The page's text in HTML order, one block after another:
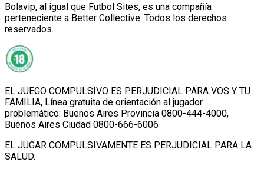
Bolavip, al igual que Futbol Sites, es una compañía
perteneciente a Better Collective. Todos los derechos
reservados.
EL JUEGO COMPULSIVO ES PERJUDICIAL PARA VOS Y TU
FAMILIA, Línea gratuita de orientación al jugador
problemático: Buenos Aires Provincia 0800-444-4000,
Buenos Aires Ciudad 0800-666-6006
EL JUGAR COMPULSIVAMENTE ES PERJUDICIAL PARA LA
SALUD.